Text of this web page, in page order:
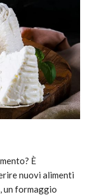
È
nuovi alimenti
, un formaggio